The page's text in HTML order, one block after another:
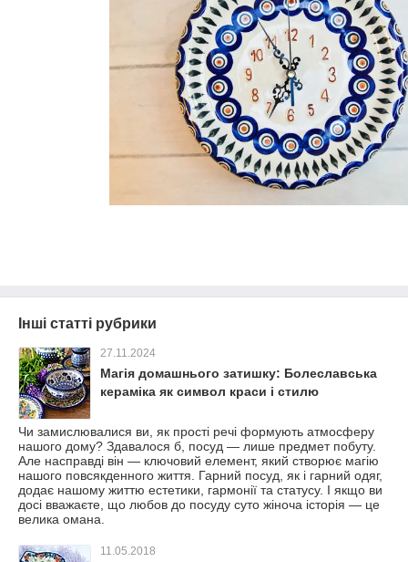
Інші статті рубрики
27.11.2024
Магія домашнього затишку: Болеславська
кераміка як символ краси і стилю
Чи замислювалися ви, як прості речі формують атмосферу
нашого дому? Здавалося б, посуд — лише предмет побуту.
Але насправді він — ключовий елемент, який створює магію
нашого повсякденного життя. Гарний посуд, як і гарний одяг,
додає нашому життю естетики, гармонії та статусу. І якщо ви
досі вважаєте, що любов до посуду суто жіноча історія — це
велика омана.
11.05.2018